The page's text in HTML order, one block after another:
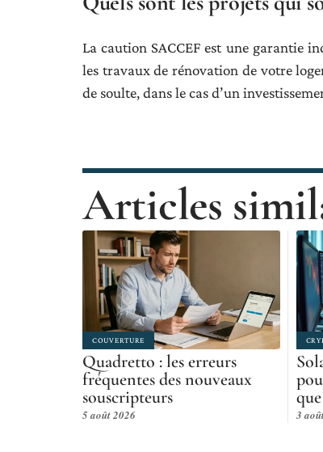
La caution SACCEF est une garantie
les travaux de rénovation de votre
de soulte, dans le cas d’un
Articles
COUVERTURE
Quadretto : les erreurs
fréquentes des nouveaux
souscripteurs
5 août 2026 3